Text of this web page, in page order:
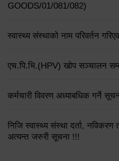
GOODS/01/081/082)
स्वास्थ्य संस्थाको नाम परिवर्तन
एच.पि.भि.(HPV) खोप सञ्चालन
कर्मचारी विवरण अध्याबधिक गर्ने
निजि स्वास्थ्य संस्था दर्ता,
अत्यन्त जरुरी सूचना !!!